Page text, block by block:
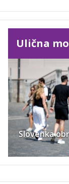
Ulična
Slovenka